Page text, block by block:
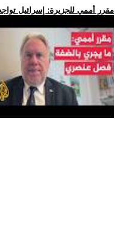
.. مقرر أممي للجزيرة: إسرائيل